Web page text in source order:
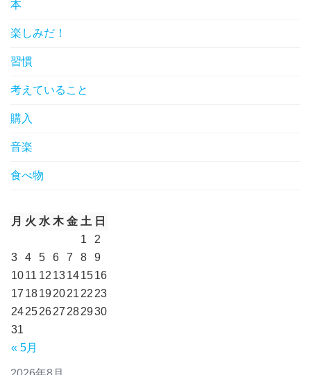
本
楽しみだ！
習慣
考えていること
購入
音楽
食べ物
月 火 水 木 金 土 日
« 5月
1
2
3
4 5 6 7 8
9
1011 12 13141516
17 18192021 22 23
24252627 282930
31